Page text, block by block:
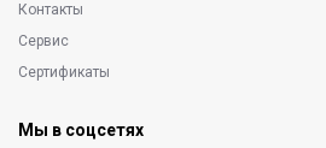
Контакты
Сервис
Сертификаты
Мы в соцсетях